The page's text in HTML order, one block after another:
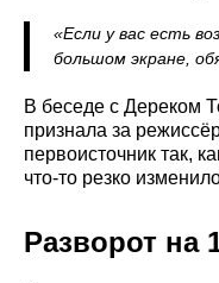
«Если у вас есть
большом экране,
В беседе с Дереком
признала за
первоисточник так,
что-то резко
Разворот на